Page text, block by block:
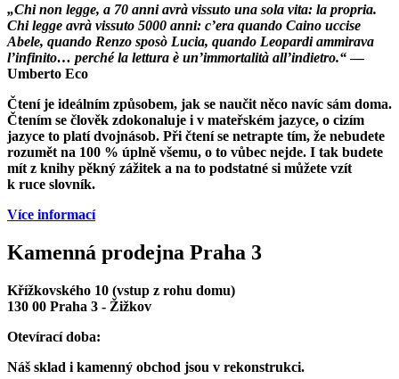
„Chi non legge, a 70 anni avrà vissuto una sola vita: la propria.
Chi legge avrà vissuto 5000 anni: c’era quando Caino uccise
Abele, quando Renzo sposò Lucia, quando Leopardi ammirava
l’infinito… perché la lettura è un’immortalità all’indietro.“—
Umberto Eco
Čtení je ideálním způsobem, jak se naučit něco navíc sám doma.
Čtením se člověk zdokonaluje i v mateřském jazyce, o cizím
jazyce to platí dvojnásob. Při čtení se netrapte tím, že nebudete
rozumět na 100 % úplně všemu, o to vůbec nejde. I tak budete
mít z knihy pěkný zážitek a na to podstatné si můžete vzít
k ruce slovník.
Více informací
Kamenná prodejna Praha 3
Křížkovského 10 (vstup z rohu domu)
130 00 Praha 3 - Žižkov
Otevírací doba:
Náš sklad i kamenný obchod jsou v rekonstrukci.